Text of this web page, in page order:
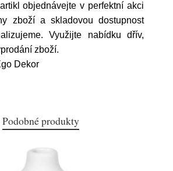
objednávejte v perfektní akci
zboží a skladovou dostupnost
Využijte nabídku dřív,
zboží.
Dekor
Podobné produkty